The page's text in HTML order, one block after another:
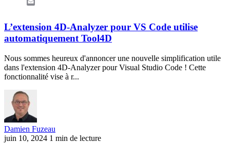
L’extension 4D-Analyzer pour VS Code utilise
automatiquement Tool4D
Nous sommes heureux d'annoncer une nouvelle simplification utile
dans l'extension 4D-Analyzer pour Visual Studio Code ! Cette
fonctionnalité vise à r...
Damien Fuzeau
juin 10, 2024 1 min de lecture